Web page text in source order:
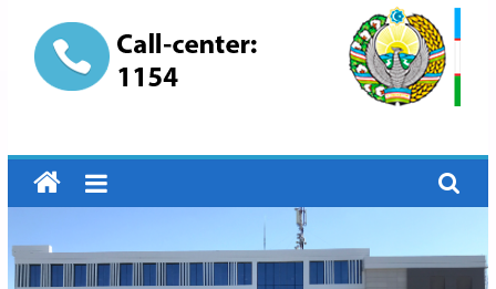
“Buxoro
hududiy
elektr
tarmoqlari